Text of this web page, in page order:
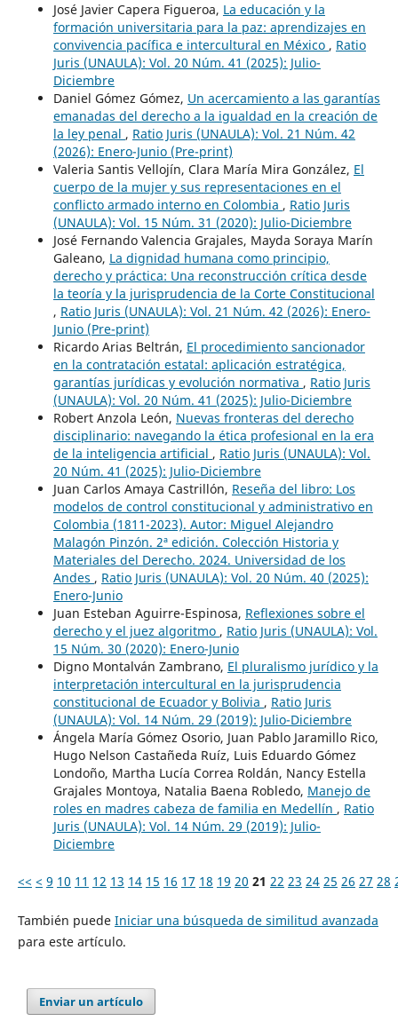
José Javier Capera Figueroa, La educación y la
formación universitaria para la paz: aprendizajes en
convivencia pacífica e intercultural en México , Ratio
Juris (UNAULA): Vol. 20 Núm. 41 (2025): Julio-
Diciembre
Daniel Gómez Gómez, Un acercamiento a las garantías
emanadas del derecho a la igualdad en la creación de
la ley penal , Ratio Juris (UNAULA): Vol. 21 Núm. 42
(2026): Enero-Junio (Pre-print)
Valeria Santis Vellojín, Clara María Mira González, El
cuerpo de la mujer y sus representaciones en el
conflicto armado interno en Colombia , Ratio Juris
(UNAULA): Vol. 15 Núm. 31 (2020): Julio-Diciembre
José Fernando Valencia Grajales, Mayda Soraya Marín
Galeano, La dignidad humana como principio,
derecho y práctica: Una reconstrucción crítica desde
la teoría y la jurisprudencia de la Corte Constitucional
, Ratio Juris (UNAULA): Vol. 21 Núm. 42 (2026): Enero-
Junio (Pre-print)
Ricardo Arias Beltrán, El procedimiento sancionador
en la contratación estatal: aplicación estratégica,
garantías jurídicas y evolución normativa , Ratio Juris
(UNAULA): Vol. 20 Núm. 41 (2025): Julio-Diciembre
Robert Anzola León, Nuevas fronteras del derecho
disciplinario: navegando la ética profesional en la era
de la inteligencia artificial , Ratio Juris (UNAULA): Vol.
20 Núm. 41 (2025): Julio-Diciembre
Juan Carlos Amaya Castrillón, Reseña del libro: Los
modelos de control constitucional y administrativo en
Colombia (1811-2023). Autor: Miguel Alejandro
Malagón Pinzón. 2ª edición. Colección Historia y
Materiales del Derecho. 2024. Universidad de los
Andes , Ratio Juris (UNAULA): Vol. 20 Núm. 40 (2025):
Enero-Junio
Juan Esteban Aguirre-Espinosa, Reflexiones sobre el
derecho y el juez algoritmo , Ratio Juris (UNAULA): Vol.
15 Núm. 30 (2020): Enero-Junio
Digno Montalván Zambrano, El pluralismo jurídico y la
interpretación intercultural en la jurisprudencia
constitucional de Ecuador y Bolivia , Ratio Juris
(UNAULA): Vol. 14 Núm. 29 (2019): Julio-Diciembre
Ángela María Gómez Osorio, Juan Pablo Jaramillo Rico,
Hugo Nelson Castañeda Ruíz, Luis Eduardo Gómez
Londoño, Martha Lucía Correa Roldán, Nancy Estella
Grajales Montoya, Natalia Baena Robledo, Manejo de
roles en madres cabeza de familia en Medellín , Ratio
Juris (UNAULA): Vol. 14 Núm. 29 (2019): Julio-
Diciembre
<< < 9 10 11 12 13 14 15 16 17 18 19 20 21 22 23 24 25 26 27 28
También puede Iniciar una búsqueda de similitud avanzada
para este artículo.
Enviar un artículo